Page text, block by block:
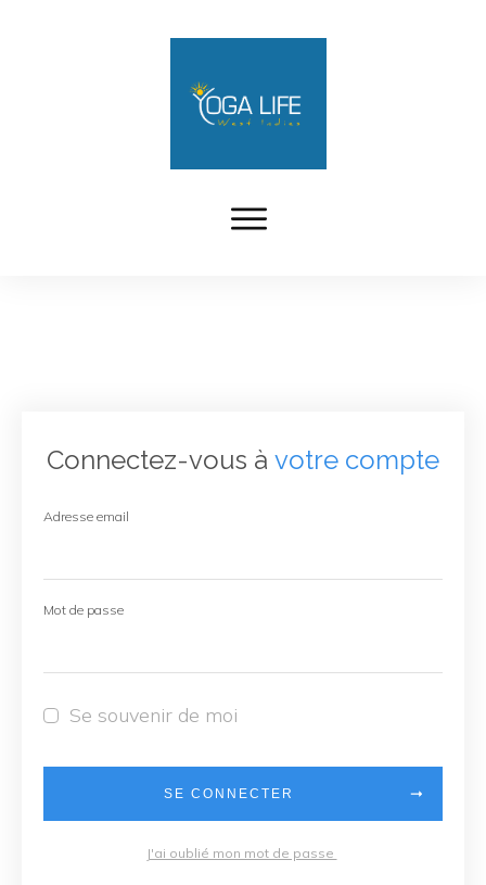
Connectez-vous à votre compte
Adresse email
Mot de passe
Se souvenir de moi
SE CONNECTER
J'ai oublié mon mot de passe